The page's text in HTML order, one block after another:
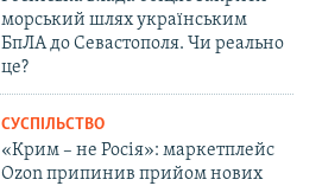
морський шлях українським
БпЛА до Севастополя. Чи реально
це?
СУСПІЛЬСТВО
«Крим – не Росія»: маркетплейс
Ozon припинив прийом нових